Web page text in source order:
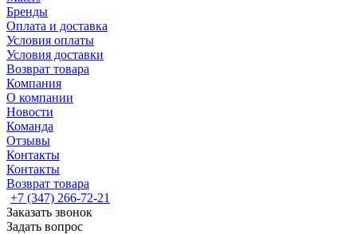
Бренды
Оплата и доставка
Условия оплаты
Условия доставки
Возврат товара
Компания
О компании
Новости
Команда
Отзывы
Контакты
Контакты
Возврат товара
+7 (347) 266-72-21
Заказать звонок
Задать вопрос